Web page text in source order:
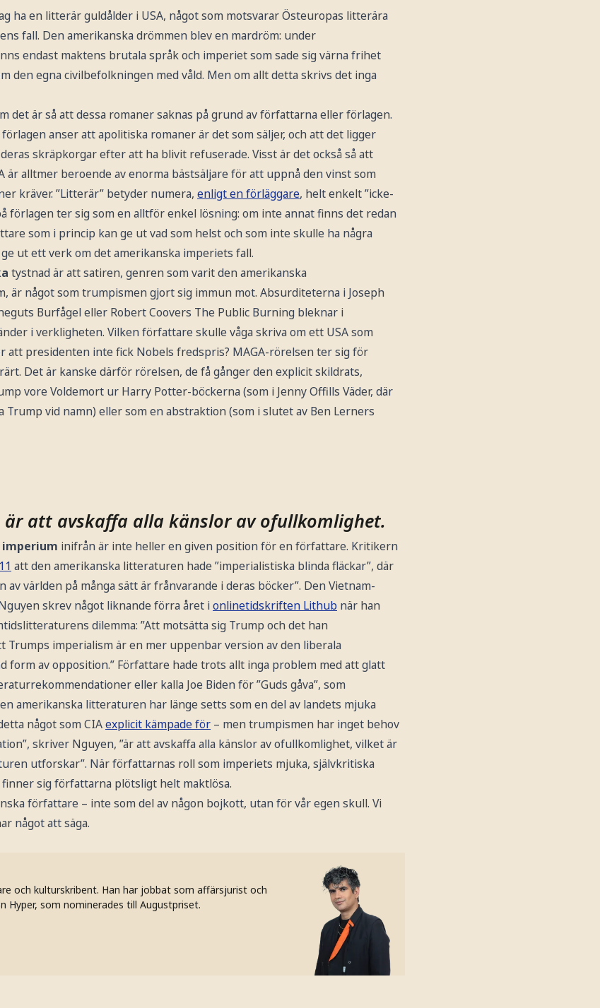
ha en litterär guldålder i USA, något som motsvarar Östeuropas litterära
fall. Den amerikanska drömmen blev en mardröm: under
endast maktens brutala språk och imperiet som sade sig värna frihet
den egna civilbefolkningen med våld. Men om allt detta skrivs det inga
det är så att dessa romaner saknas på grund av författarna eller förlagen.
anser att apolitiska romaner är det som säljer, och att det ligger
skräpkorgar efter att ha blivit refuserade. Visst är det också så att
är alltmer beroende av enorma bästsäljare för att uppnå den vinst som
kräver. ”Litterär” betyder numera, enligt en förläggare, helt enkelt ”icke-
förlagen ter sig som en alltför enkel lösning: om inte annat finns det redan
som i princip kan ge ut vad som helst och som inte skulle ha några
ut ett verk om det amerikanska imperiets fall.
tystnad är att satiren, genren som varit den amerikanska
är något som trumpismen gjort sig immun mot. Absurditeterna i Joseph
Burfågel eller Robert Coovers The Public Burning bleknar i
i verkligheten. Vilken författare skulle våga skriva om ett USA som
att presidenten inte fick Nobels fredspris? MAGA-rörelsen ter sig för
Det är kanske därför rörelsen, de få gånger den explicit skildrats,
vore Voldemort ur Harry Potter-böckerna (som i Jenny Offills Väder, där
Trump vid namn) eller som en abstraktion (som i slutet av Ben Lerners
är att avskaffa alla känslor av ofullkomlighet.
inifrån är inte heller en given position för en författare. Kritikern
att den amerikanska litteraturen hade ”imperialistiska blinda fläckar”, där
av världen på många sätt är frånvarande i deras böcker”. Den Vietnam-
skrev något liknande förra året i onlinetidskriften Lithub när han
dilemma: ”Att motsätta sig Trump och det han
imperialism är en mer uppenbar version av den liberala
form av opposition.” Författare hade trots allt inga problem med att glatt
eller kalla Joe Biden för ”Guds gåva”, som
amerikanska litteraturen har länge setts som en del av landets mjuka
något som CIAexplicit kämpade för – men trumpismen har inget behov
skriver Nguyen, ”är att avskaffa alla känslor av ofullkomlighet, vilket är
utforskar”. När författarnas roll som imperiets mjuka, självkritiska
sig författarna plötsligt helt maktlösa.
författare – inte som del av någon bojkott, utan för vår egen skull. Vi
något att säga.
och kulturskribent. Han har jobbat som affärsjurist och
Hyper, som nominerades till Augustpriset.